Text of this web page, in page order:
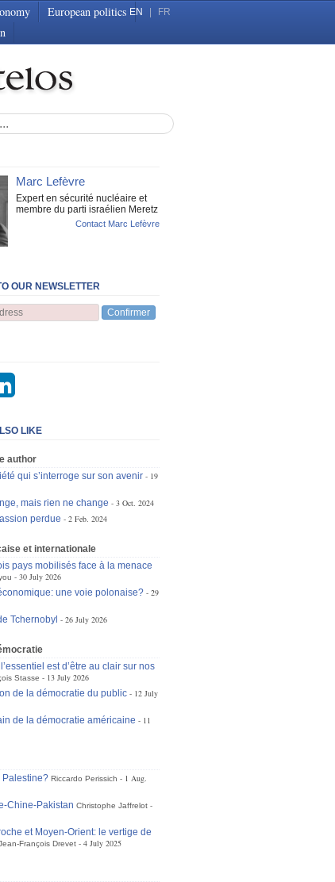
European politics EN FR
Marc Lefèvre
Expert en sécurité nucléaire et
membre du parti israélien Meretz
Contact Marc Lefèvre
OUR NEWSLETTER
Confirmer
LIKE
author
qui s’interroge sur son avenir
19
mais rien ne change
3 Oct. 2024
perdue
2 Feb. 2024
et internationale
pays mobilisés face à la menace
30 July 2026
une voie polonaise?
29
Tchernobyl
26 July 2026
est d’être au clair sur nos
Stasse
13 July 2026
de la démocratie du public
12 July
de la démocratie américaine
11
Palestine? Riccardo Perissich
1 Aug.
Chine-Pakistan Christophe Jaffrelot
et Moyen-Orient: le vertige de
François Drevet 4 July 2025